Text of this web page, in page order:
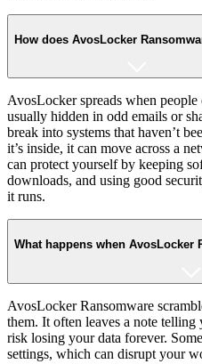
How does AvosLocker
AvosLocker spreads when
usually hidden in odd emails or
break into systems that haven’t
it’s inside, it can move across a
can protect yourself by keeping
downloads, and using good
it runs.
What happens when AvosLocker
AvosLocker Ransomware
them. It often leaves a note
risk losing your data forever.
settings, which can disrupt your